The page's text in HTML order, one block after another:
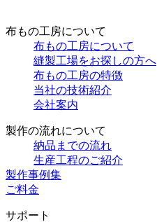
布もの工房について
布もの工房について
縫製工場をお探しの方へ
布もの工房の特徴
当社の技術紹介
会社案内
製作の流れについて
納品までの流れ
生産工程のご紹介
製作事例集
ご料金
サポート